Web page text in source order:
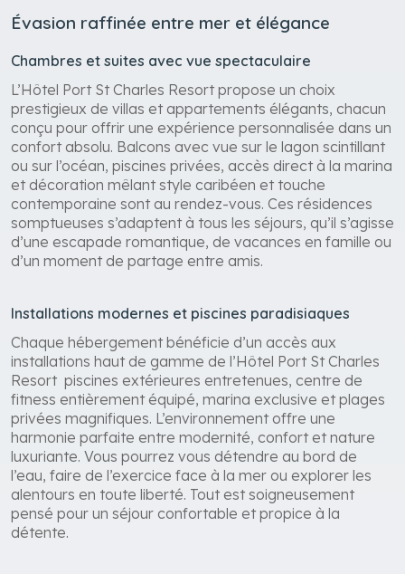
Évasion raffinée entre mer et élégance
Chambres et suites avec vue spectaculaire
L’Hôtel Port St Charles Resort propose un choix
prestigieux de villas et appartements élégants, chacun
conçu pour offrir une expérience personnalisée dans un
confort absolu. Balcons avec vue sur le lagon scintillant
ou sur l’océan, piscines privées, accès direct à la marina
et décoration mêlant style caribéen et touche
contemporaine sont au rendez-vous. Ces résidences
somptueuses s’adaptent à tous les séjours, qu’il s’agisse
d’une escapade romantique, de vacances en famille ou
d’un moment de partage entre amis.
Installations modernes et piscines paradisiaques
Chaque hébergement bénéficie d’un accès aux
installations haut de gamme de l’Hôtel Port St Charles
Resort piscines extérieures entretenues, centre de
fitness entièrement équipé, marina exclusive et plages
privées magnifiques. L’environnement offre une
harmonie parfaite entre modernité, confort et nature
luxuriante. Vous pourrez vous détendre au bord de
l’eau, faire de l’exercice face à la mer ou explorer les
alentours en toute liberté. Tout est soigneusement
pensé pour un séjour confortable et propice à la
détente.